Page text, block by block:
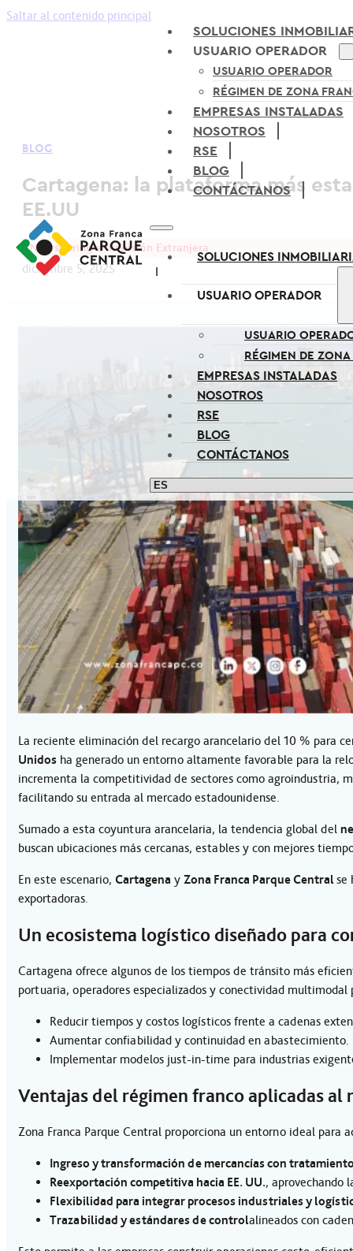
Saltar al contenido principal
SOLUCIONES
USUARIO OPERADOR
USUARIO OPERADOR
RÉGIMEN DE ZONA
EMPRESAS INSTALADAS
NOSOTROS
RSE
BLOG
CONTÁCTANOS
SOLUCIONES
USUARIO OPERADOR
USUARIO
RÉGIMEN DE
EMPRESAS INSTALADAS
NOSOTROS
RSE
BLOG
CONTÁCTANOS
BLOG
Cartagena: la plataforma más
EE.UU
Nearshoring e Inversión Extranjera
diciembre 5, 2025
La reciente eliminación del recargo arancelario del 10 % para
Unidos ha generado un entorno altamente favorable para la
incrementa la competitividad de sectores como agroindustria,
facilitando su entrada al mercado estadounidense.
Sumado a esta coyuntura arancelaria, la tendencia global del
buscan ubicaciones más cercanas, estables y con mejores
En este escenario, Cartagena y Zona Franca Parque Central se
exportadoras.
Un ecosistema logístico diseñado para
Cartagena ofrece algunos de los tiempos de tránsito más
portuaria, operadores especializados y conectividad multimodal
Reducir tiempos y costos logísticos frente a cadenas
Aumentar confiabilidad y continuidad en abastecimiento.
Implementar modelos just-in-time para industrias
Ventajas del régimen franco aplicadas al
Zona Franca Parque Central proporciona un entorno ideal
Ingreso y transformación de mercancías con
Reexportación competitiva hacia EE. UU., aprovechando
Flexibilidad para integrar procesos industriales y
Trazabilidad y estándares de controlalineados con